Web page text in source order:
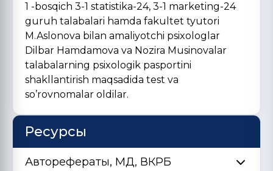
1 -bosqich 3-1 statistika-24, 3-1 marketing-24
guruh talabalari hamda fakultet tyutori
M.Aslonova bilan amaliyotchi psixologlar
Dilbar Hamdamova va Nozira Musinovalar
talabalarning psixologik pasportini
shakllantirish maqsadida test va
so’rovnomalar oldilar.
Ресурсы
Авторефераты, МД, ВКРБ